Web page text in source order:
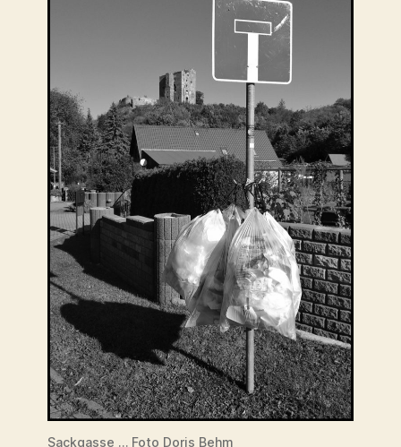
Sackgasse … Foto Doris Behm